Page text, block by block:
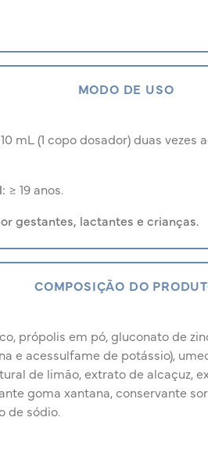
MODO DE USO
mL (1 copo dosador) duas
≥ 19 anos.
gestantes, lactantes e crianças.
COMPOSIÇÃO DO
própolis em pó, gluconato de
e acessulfame de potássio),
de limão, extrato de alcaçuz,
goma xantana, conservante
de sódio.